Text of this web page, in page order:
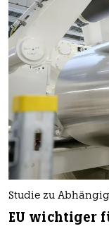
Studie zu
EU wichtiger